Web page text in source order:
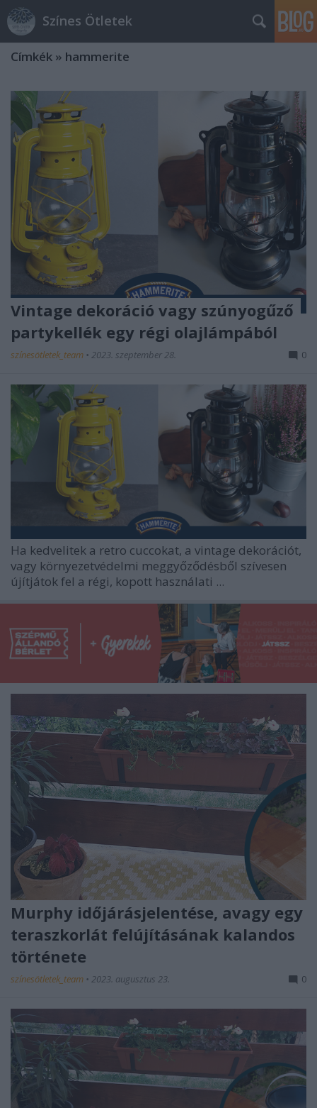
Színes Ötletek
Címkék » hammerite
Vintage dekoráció vagy szúnyogűző
partykellék egy régi olajlámpából
színesötletek_team • 2023. szeptember 28. 0
Ha kedvelitek a retro cuccokat, a vintage dekorációt,
vagy környezetvédelmi meggyőződésből szívesen
újítjátok fel a régi, kopott használati ...
Murphy időjárásjelentése, avagy egy
teraszkorlát felújításának kalandos
története
színesötletek_team • 2023. augusztus 23. 0